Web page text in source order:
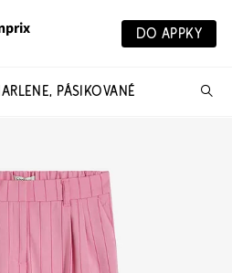
DO APPKY
PÁSIKOVANÉ